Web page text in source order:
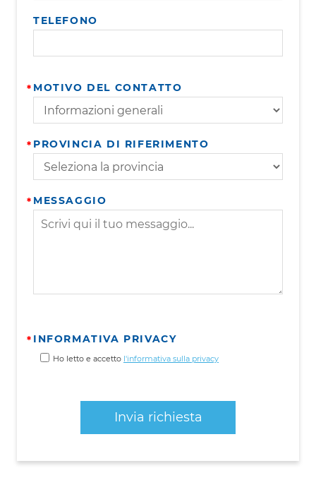
TELEFONO
MOTIVO DEL CONTATTO
PROVINCIA DI RIFERIMENTO
MESSAGGIO
INFORMATIVA PRIVACY
Ho letto e accetto l'informativa sulla privacy